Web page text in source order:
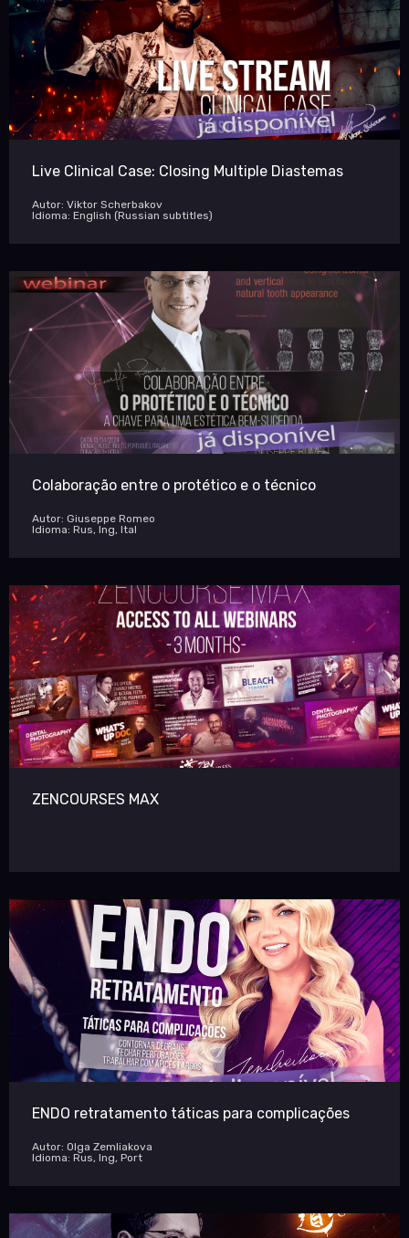
Live Clinical Case: Closing Multiple Diastemas
Autor: Viktor Scherbakov
Idioma: English (Russian subtitles)
Colaboração entre o protético e o técnico
Autor: Giuseppe Romeo
Idioma: Rus, Ing, Ital
ZENCOURSES MAX
ENDO retratamento táticas para complicações
Autor: Olga Zemliakova
Idioma: Rus, Ing, Port